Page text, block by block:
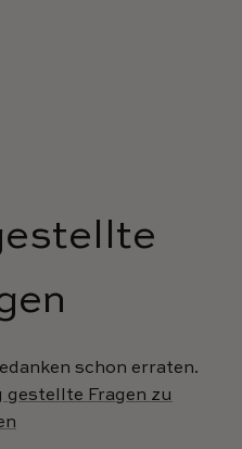
schon erraten.
gestellte Fragen zu